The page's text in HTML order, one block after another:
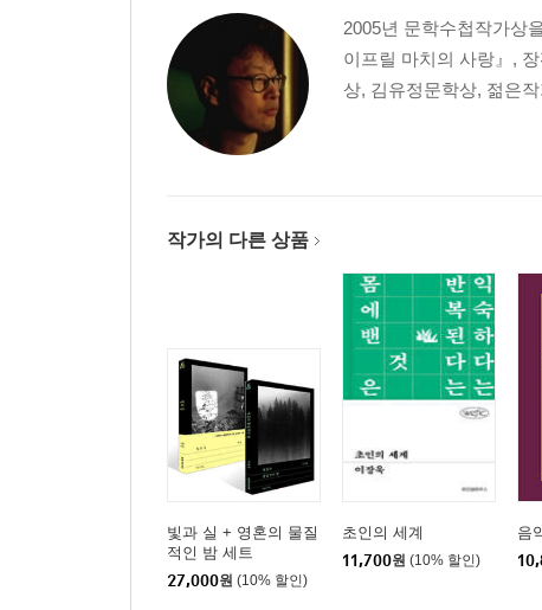
에세이 : 동물원의 시
2005년 문학수첩작가상
이프릴 마치의 사랑』,
상, 김유정문학상, 젊은
작가의 다른 상품
빛과 실 + 영혼의 물질
적인 밤 세트
27,000원 (10% 할인)
초인의 세계
11,700원 (10% 할인)
음